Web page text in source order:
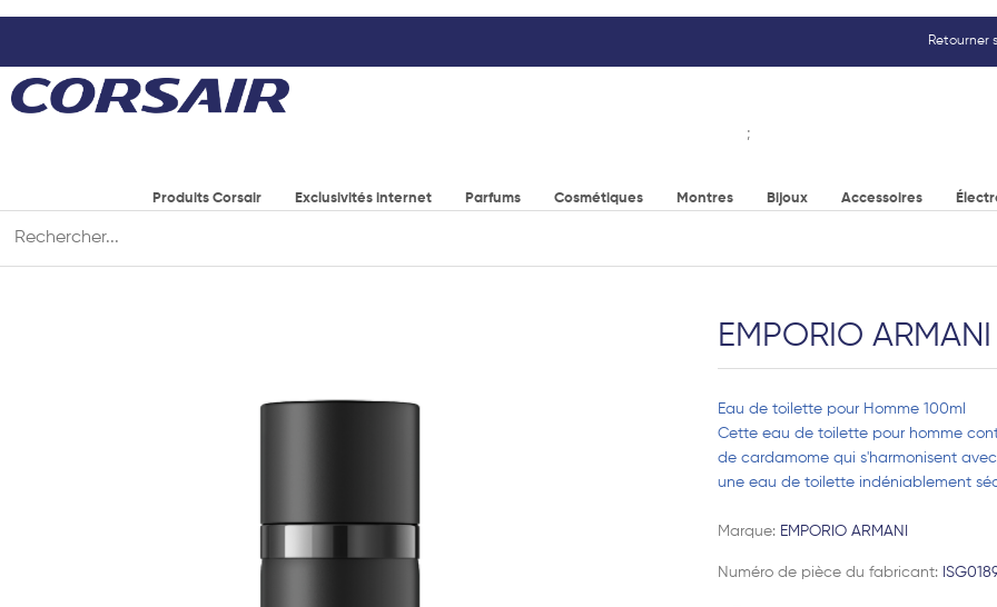
Retourner
;
Produits Corsair Exclusivités internet Parfums Cosmétiques Montres Bijoux Accessoires
EMPORIO
Eau de toilette pour Homme 100ml
Cette eau de toilette pour homme
de cardamome qui s'harmonisent
une eau de toilette indéniablement
Marque: EMPORIO ARMANI
Numéro de pièce du fabricant: